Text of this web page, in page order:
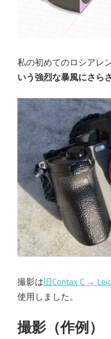
私の初めてのロシアレ
いう強烈な暴風にさら
撮影は旧Contax C →
使用しました。
撮影（作例）